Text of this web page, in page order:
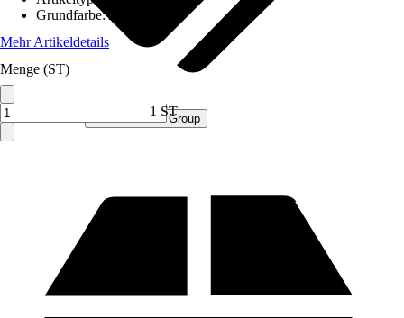
Verkauf durch: Procommerce Group
Grundfarbe:Anthrazit
Mehr Artikeldetails
Menge (ST)
1 ST